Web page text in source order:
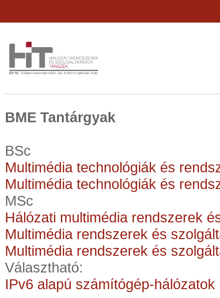
BME Tantárgyak
BSc
Multimédia technológiák és
Multimédia technológiák és
MSc
Hálózati multimédia rendszerek
Multimédia rendszerek és
Multimédia rendszerek és
Választható:
IPv6 alapú számítógép-hálózatok